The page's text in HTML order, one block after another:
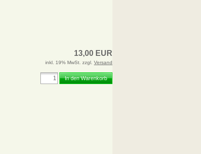
13,00 EUR
inkl. 19% MwSt. zzgl. Versand
In den Warenkorb